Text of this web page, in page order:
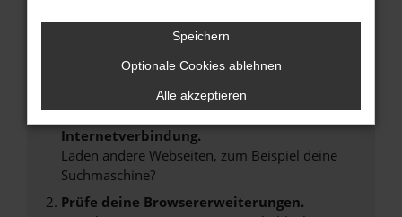
Fehler: Network Error
Beim Laden ist ein Fehler aufgetreten.
Überprüfe deine Firewall und deine
Internetverbindung.
Laden andere Webseiten, zum Beispiel deine
Suchmaschine?
Prüfe deine Browsererweiterungen.
Speichern
Optionale Cookies ablehnen
Alle akzeptieren